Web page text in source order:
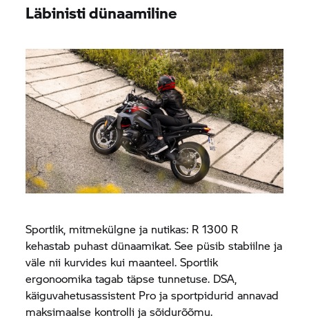
Läbinisti dünaamiline
Sportlik, mitmekülgne ja nutikas: R 1300 R
kehastab puhast dünaamikat. See püsib stabiilne ja
väle nii kurvides kui maanteel. Sportlik
ergonoomika tagab täpse tunnetuse. DSA,
käiguvahetusassistent Pro ja sportpidurid annavad
maksimaalse kontrolli ja sõidurõõmu.